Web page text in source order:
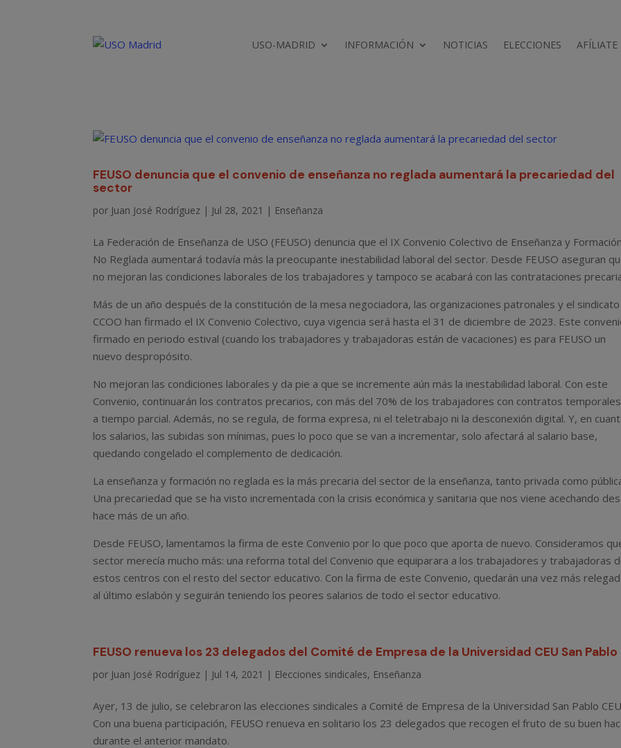
USO-MADRID INFORMACIÓN NOTICIAS ELECCIONES AFÍLIATE
FEUSO denuncia que el convenio de enseñanza no reglada aumentará la precariedad del
sector
por Juan José Rodríguez | Jul 28, 2021 | Enseñanza
La Federación de Enseñanza de USO (FEUSO) denuncia que el IX Convenio Colectivo de Enseñanza y Formación
No Reglada aumentará todavía más la preocupante inestabilidad laboral del sector. Desde FEUSO aseguran
no mejoran las condiciones laborales de los trabajadores y tampoco se acabará con las contrataciones
Más de un año después de la constitución de la mesa negociadora, las organizaciones patronales y el sindicato
CCOO han firmado el IX Convenio Colectivo, cuya vigencia será hasta el 31 de diciembre de 2023. Este
firmado en periodo estival (cuando los trabajadores y trabajadoras están de vacaciones) es para FEUSO un
nuevo despropósito.
No mejoran las condiciones laborales y da pie a que se incremente aún más la inestabilidad laboral. Con este
Convenio, continuarán los contratos precarios, con más del 70% de los trabajadores con contratos
a tiempo parcial. Además, no se regula, de forma expresa, ni el teletrabajo ni la desconexión digital. Y, en
los salarios, las subidas son mínimas, pues lo poco que se van a incrementar, solo afectará al salario base,
quedando congelado el complemento de dedicación.
La enseñanza y formación no reglada es la más precaria del sector de la enseñanza, tanto privada como
Una precariedad que se ha visto incrementada con la crisis económica y sanitaria que nos viene acechando
hace más de un año.
Desde FEUSO, lamentamos la firma de este Convenio por lo que poco que aporta de nuevo. Consideramos
sector merecía mucho más: una reforma total del Convenio que equiparara a los trabajadores y trabajadoras
estos centros con el resto del sector educativo. Con la firma de este Convenio, quedarán una vez más
al último eslabón y seguirán teniendo los peores salarios de todo el sector educativo.
FEUSO renueva los 23 delegados del Comité de Empresa de la Universidad CEU San Pablo
por Juan José Rodríguez | Jul 14, 2021 | Elecciones sindicales, Enseñanza
Ayer, 13 de julio, se celebraron las elecciones sindicales a Comité de Empresa de la Universidad San Pablo
Con una buena participación, FEUSO renueva en solitario los 23 delegados que recogen el fruto de su buen
durante el anterior mandato.